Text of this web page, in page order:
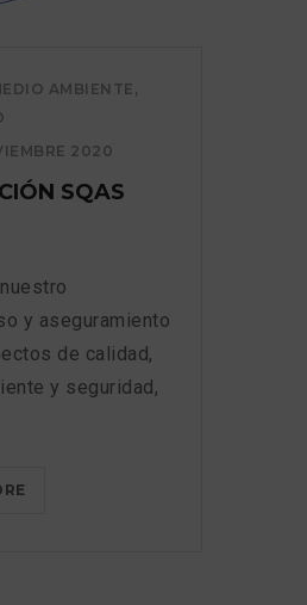
AMBIENTE ,
2020
SQAS
y aseguramiento
de calidad,
y seguridad,
EVALUACIÓN